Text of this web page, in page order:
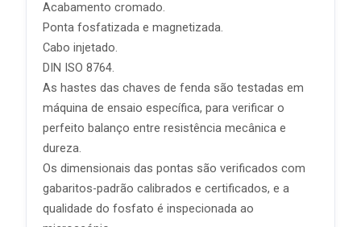
Acabamento cromado.
Ponta fosfatizada e magnetizada.
Cabo injetado.
DIN ISO 8764.
As hastes das chaves de fenda são testadas em
máquina de ensaio específica, para verificar o
perfeito balanço entre resistência mecânica e
dureza.
Os dimensionais das pontas são verificados com
gabaritos-padrão calibrados e certificados, e a
qualidade do fosfato é inspecionada ao